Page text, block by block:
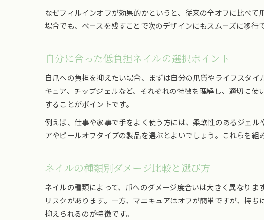
なぜフィルインオフが効果的かというと、従来の全オフに比べ
場合でも、ベースを残すことで次のデザインにもスムーズに移行
自分に合った低負担ネイルの選択ポイント
自爪への負担を抑えたい場合、まずは自分の爪質やライフスタ
キュア、チップジェルなど、それぞれの特徴を理解し、適切に
することがポイントです。
例えば、仕事や家事で手をよく使う方には、柔軟性のあるジェ
アやピールオフタイプの製品を選ぶとよいでしょう。これらを
ネイルの種類別ダメージ比較と選び方
ネイルの種類によって、爪へのダメージ度合いは大きく異なり
リスクがあります。一方、マニキュアはオフが簡単ですが、持
抑えられるのが特徴です。